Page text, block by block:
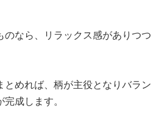
のなら、リラックス感がありつつ
とめれば、柄が主役となりバラン
成します。